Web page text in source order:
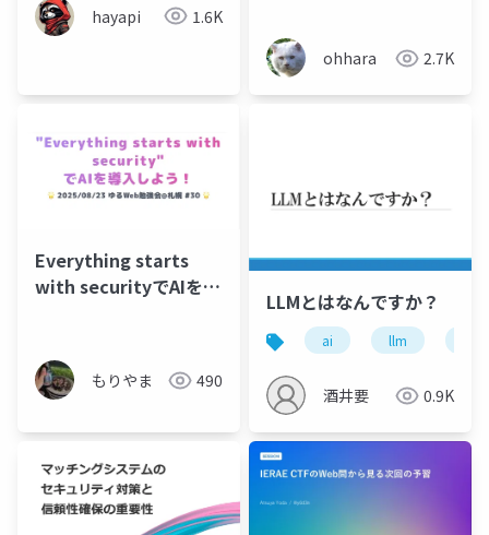
hayapi 1.6K
ohhara 2.7K
Everything starts
with securityでAIを導
もりやま 490
LLMとはなんですか？
ai llm
酒井要 0.9K